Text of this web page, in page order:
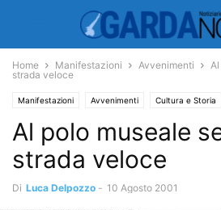
Home Manifestazioni Avvenimenti
strada veloce
Manifestazioni Avvenimenti Cultura e Storia
Al polo museale
strada veloce
Di Luca Delpozzo - 10 Agosto 2001